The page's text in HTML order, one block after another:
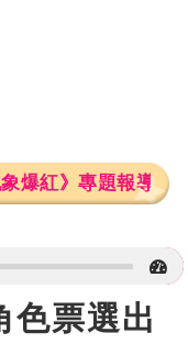
爆紅》專題報導
色票選出